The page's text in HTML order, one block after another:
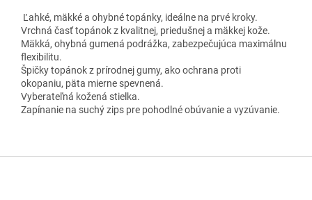
Ľahké, mäkké a ohybné topánky, ideálne na prvé kroky.
Vrchná časť topánok z kvalitnej, priedušnej a mäkkej kože.
Mäkká, ohybná gumená podrážka, zabezpečujúca maximálnu
flexibilitu.
Špičky topánok z prírodnej gumy, ako ochrana proti
okopaniu, päta mierne spevnená.
Vyberateľná kožená stielka.
Zapínanie na suchý zips pre pohodlné obúvanie a vyzúvanie.